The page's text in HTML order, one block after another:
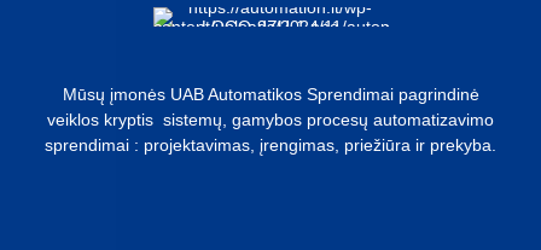
Mūsų įmonės UAB Automatikos Sprendimai pagrindinė
veiklos kryptis sistemų, gamybos procesų automatizavimo
sprendimai : projektavimas, įrengimas, priežiūra ir prekyba.